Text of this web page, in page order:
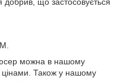
можна в нашому
цінами. Також у нашому